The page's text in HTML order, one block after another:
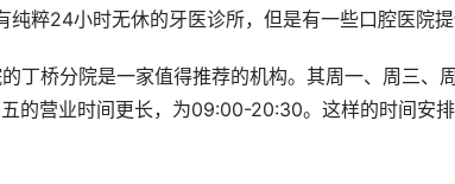
纯粹24小时无休的牙医诊所，但是有一些口腔医院
的营业时间更长，为09:00-20:30。这样的时间安